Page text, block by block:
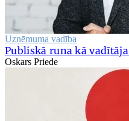
Uzņēmuma vadība
Publiskā runa kā
Oskars Priede